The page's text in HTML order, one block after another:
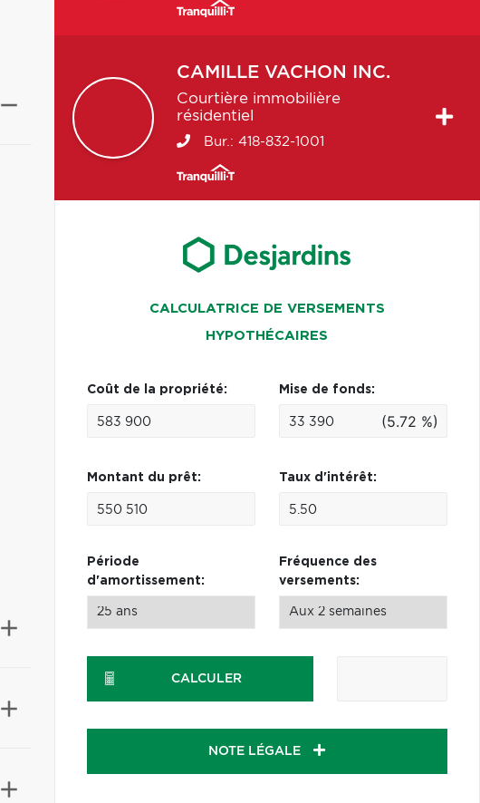
CAMILLE VACHON INC.
Courtière immobilière
résidentiel
Bur.: 418-832-1001
CALCULATRICE DE VERSEMENTS
HYPOTHÉCAIRES
Coût de la propriété: Mise de fonds:
(5.72 %)
Montant du prêt: Taux d'intérêt:
Période
d'amortissement:
Fréquence des
versements:
CALCULER
NOTE LÉGALE